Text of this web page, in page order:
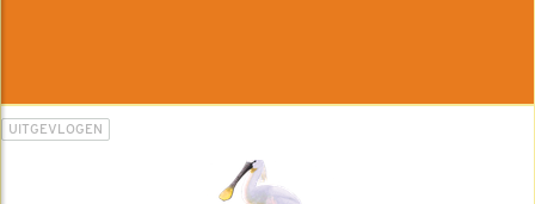
UITGEVLOGEN